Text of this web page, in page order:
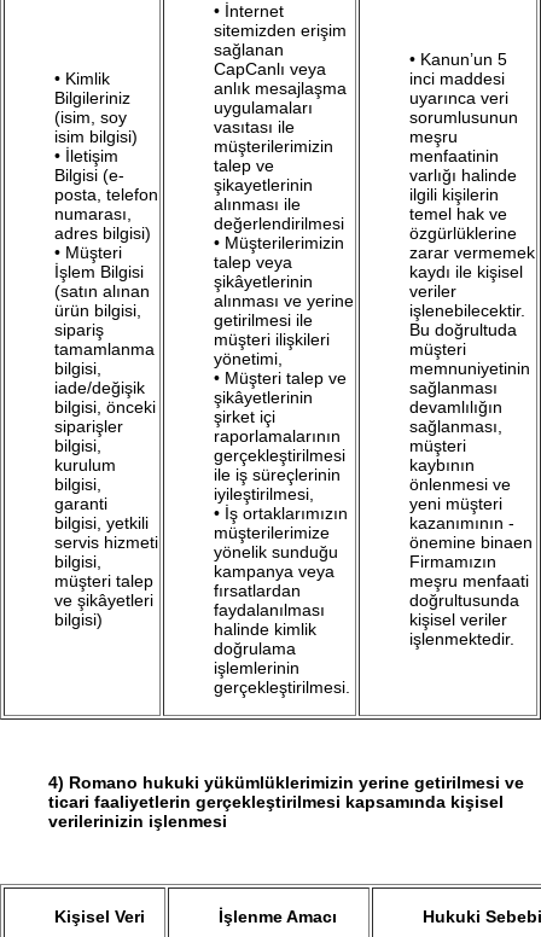
• Kimlik
Bilgileriniz
(isim, soy
isim bilgisi)
• İletişim
Bilgisi (e-
posta, telefon
numarası,
adres bilgisi)
• Müşteri
İşlem Bilgisi
(satın alınan
ürün bilgisi,
sipariş
tamamlanma
bilgisi,
iade/değişik
bilgisi, önceki
siparişler
bilgisi,
kurulum
bilgisi,
garanti
bilgisi, yetkili
servis hizmeti
bilgisi,
müşteri talep
ve şikâyetleri
bilgisi)
• İnternet
sitemizden erişim
sağlanan
CapCanlı veya
anlık mesajlaşma
uygulamaları
vasıtası ile
müşterilerimizin
talep ve
şikayetlerinin
alınması ile
değerlendirilmesi
• Müşterilerimizin
talep veya
şikâyetlerinin
alınması ve yerine
getirilmesi ile
müşteri ilişkileri
yönetimi,
• Müşteri talep ve
şikâyetlerinin
şirket içi
raporlamalarının
gerçekleştirilmesi
ile iş süreçlerinin
iyileştirilmesi,
• İş ortaklarımızın
müşterilerimize
yönelik sunduğu
kampanya veya
fırsatlardan
faydalanılması
halinde kimlik
doğrulama
işlemlerinin
gerçekleştirilmesi.
• Kanun’un 5
inci maddesi
uyarınca veri
sorumlusunun
meşru
menfaatinin
varlığı halinde
ilgili kişilerin
temel hak ve
özgürlüklerine
zarar vermemek
kaydı ile kişisel
veriler
işlenebilecektir.
Bu doğrultuda
müşteri
memnuniyetinin
sağlanması
devamlılığın
sağlanması,
müşteri
kaybının
önlenmesi ve
yeni müşteri
kazanımının -
önemine binaen
Firmamızın
meşru menfaati
doğrultusunda
kişisel veriler
işlenmektedir.
4) Romano hukuki yükümlüklerimizin yerine getirilmesi ve
ticari faaliyetlerin gerçekleştirilmesi kapsamında kişisel
verilerinizin işlenmesi
Kişisel Veri İşlenme Amacı Hukuki Sebebi